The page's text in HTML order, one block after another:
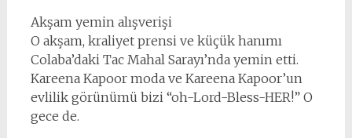
Akşam yemin alışverişi
O akşam, kraliyet prensi ve küçük hanımı
Colaba’daki Tac Mahal Sarayı’nda yemin etti.
Kareena Kapoor moda ve Kareena Kapoor’un
evlilik görünümü bizi “oh-Lord-Bless-HER!” O
gece de.